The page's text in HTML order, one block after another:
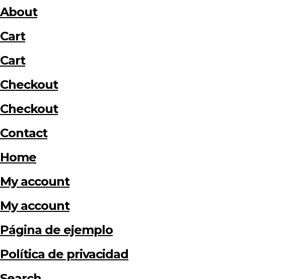
About
Cart
Cart
Checkout
Checkout
Contact
Home
My account
My account
Página de ejemplo
Política de privacidad